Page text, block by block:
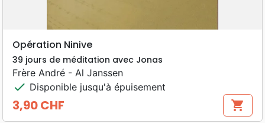
Opération Ninive
39 jours de méditation avec Jonas
Frère André - Al Janssen
check Disponible jusqu'à épuisement
Prix
3,90 CHF shopping_cart